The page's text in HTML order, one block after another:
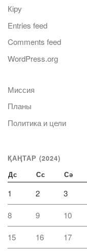
Кіру
Entries feed
Comments feed
WordPress.org
Миссия
Планы
Политика и цели
ҚАҢТАР (2024)
Дс Сс Сә
1 2 3
8 9 10
15 16 17